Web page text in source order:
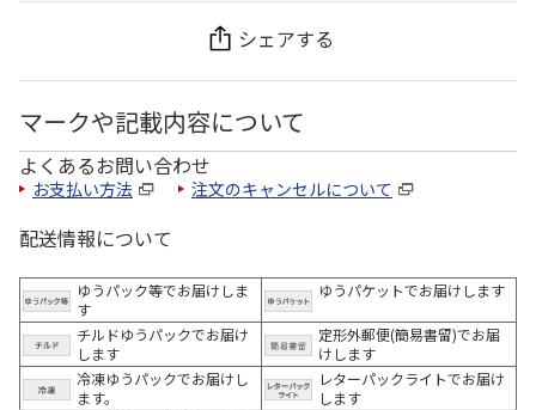
シェアする
マークや記載内容について
よくあるお問い合わせ
お支払い方法 注文のキャンセルについて
配送情報について
ゆうパック等でお届けしま
す
ゆうパケットでお届けします
チルドゆうパックでお届け
します
定形外郵便(簡易書留)でお届
けします
冷凍ゆうパックでお届けし
ます。
レターパックライトでお届け
します